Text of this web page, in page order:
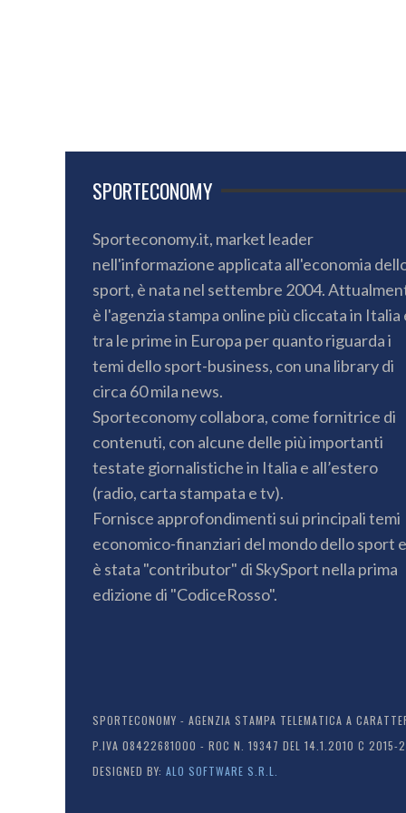
SPORTECONOMY
Sporteconomy.it, market leader
nell'informazione applicata all'economia
sport, è nata nel settembre 2004.
è l'agenzia stampa online più cliccata in Italia
tra le prime in Europa per quanto riguarda i
temi dello sport-business, con una library di
circa 60 mila news.
Sporteconomy collabora, come fornitrice di
contenuti, con alcune delle più importanti
testate giornalistiche in Italia e all’estero
(radio, carta stampata e tv).
Fornisce approfondimenti sui principali temi
economico-finanziari del mondo dello sport
è stata "contributor" di SkySport nella prima
edizione di "CodiceRosso".
SPORTECONOMY - AGENZIA STAMPA TELEMATICA A
P.IVA 08422681000 - ROC N. 19347 DEL 14.1.2010 C 2015-
DESIGNED BY: ALO SOFTWARE S.R.L.